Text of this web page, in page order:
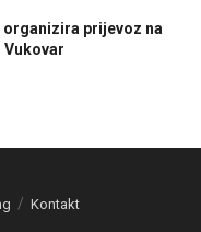
organizira prijevoz na
Kontakt